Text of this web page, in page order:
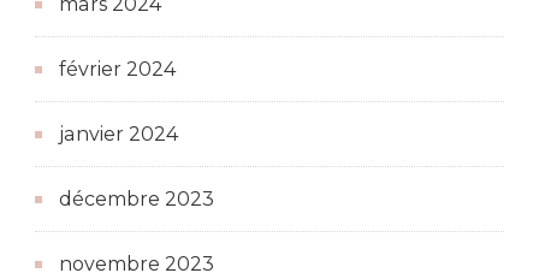
février 2024
janvier 2024
décembre 2023
novembre 2023